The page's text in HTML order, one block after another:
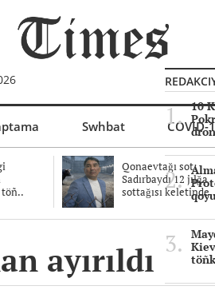
Swhbat COVID-
Qonaevtağı sot:
Sadırbaydı 12 jılğa
sottağısı keletinde..
ayırıldı
10